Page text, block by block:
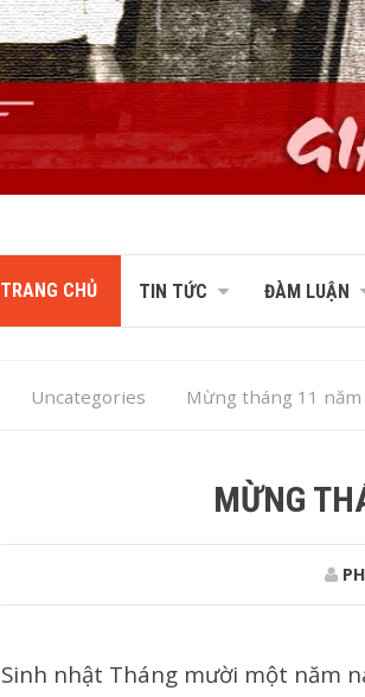
TRANG CHỦ TIN TỨC ĐÀM LUẬN
Uncategories Mừng tháng 11 năm
MỪNG
Sinh nhật Tháng mười một năm